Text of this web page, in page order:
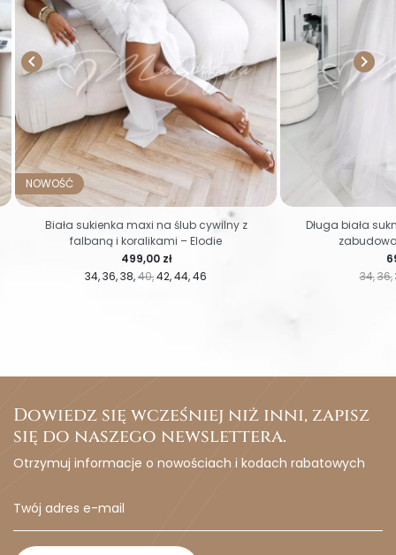

NOWOŚĆ
34 36 38 40 42 44 46
Cena
499,00 zł
Biała sukienka maxi na ślub cywilny z
falbaną i koralikami – Elodie
34 36
Długa biała

Dowiedz się wcześniej niż inni, zapisz
się do naszego newslettera.
Otrzymuj informacje o nowościach i kodach rabatowych